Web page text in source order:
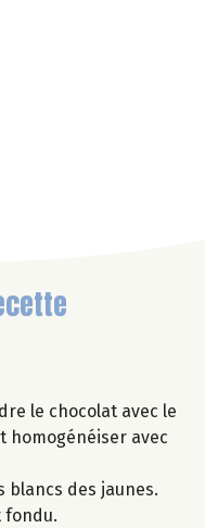
le chocolat avec le
homogénéiser avec
blancs des jaunes.
fondu.